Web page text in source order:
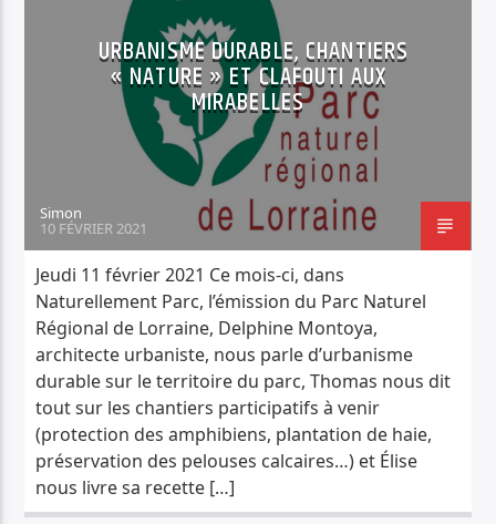
URBANISME DURABLE, CHANTIERS
« NATURE » ET CLAFOUTI AUX
MIRABELLES
Simon
10 FÉVRIER 2021
Jeudi 11 février 2021 Ce mois-ci, dans
Naturellement Parc, l’émission du Parc Naturel
Régional de Lorraine, Delphine Montoya,
architecte urbaniste, nous parle d’urbanisme
durable sur le territoire du parc, Thomas nous dit
tout sur les chantiers participatifs à venir
(protection des amphibiens, plantation de haie,
préservation des pelouses calcaires…) et Élise
nous livre sa recette […]